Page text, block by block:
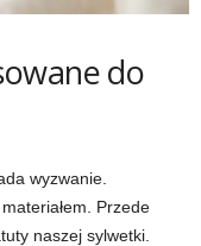
do
wyzwanie.
Przede
naszej sylwetki.